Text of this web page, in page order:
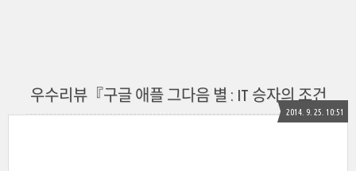
우수리뷰『구글 애플 그다음 별 : IT 승자의 조건
2014. 9. 25. 10:51